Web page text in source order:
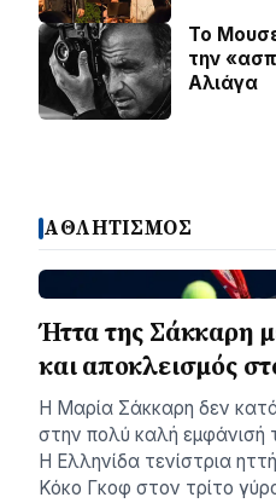
Το
την
Αλιάγα
ΑΘΛΗΤΙΣΜΟΣ
Ήττα της Σάκκαρη
και αποκλεισμός
Η Μαρία Σάκκαρη δεν
στην πολύ καλή εμφάνισή
Η Ελληνίδα τενίστρια
Κόκο Γκοφ στον τρίτο